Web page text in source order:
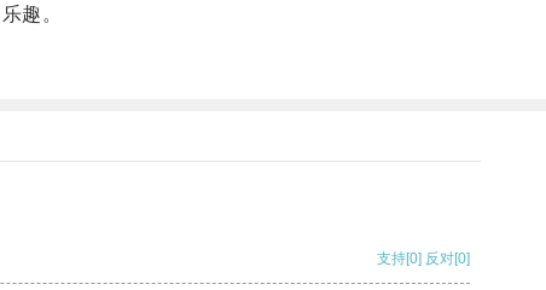
趣。
支持[0] 反对[0]